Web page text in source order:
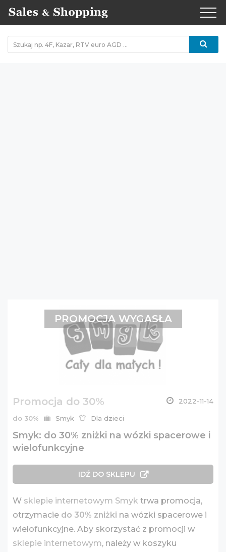
Promocja do 30% 2022-11-14
do 30% Smyk Dla dzieci
Smyk: do 30% zniżki na wózki spacerowe i
wielofunkcyjne
IDŹ DO SKLEPU
W sklepie internetowym Smyk trwa promocja,
otrzymacie do 30% zniżki na wózki spacerowe i
wielofunkcyjne. Aby skorzystać z promocji w
sklepie internetowym, należy w koszyku
PROMOCJA WYGASŁA